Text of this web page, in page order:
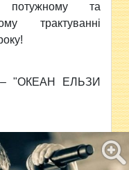
потужному та
трактуванні
"ОКЕАН ЕЛЬЗИ